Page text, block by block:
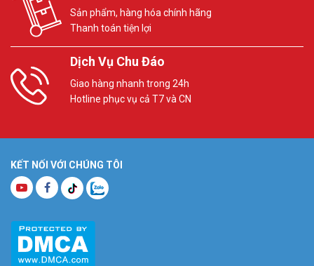
Sản phẩm, hàng hóa chính hãng
Thanh toán tiện lợi
Dịch Vụ Chu Đáo
Giao hàng nhanh trong 24h
Hotline phục vụ cả T7 và CN
KẾT NỐI VỚI CHÚNG TÔI